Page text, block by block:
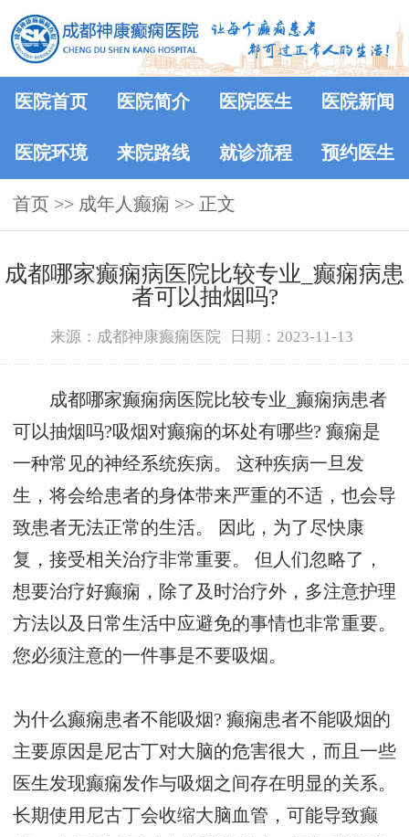
医院首页 医院简介 医院医生 医院新闻
医院环境 来院路线 就诊流程 预约医生
首页 >> 成年人癫痫 >> 正文
成都哪家癫痫病医院比较专业_癫痫病患
者可以抽烟吗?
来源：成都神康癫痫医院 日期：2023-11-13
成都哪家癫痫病医院比较专业_癫痫病患者
可以抽烟吗?吸烟对癫痫的坏处有哪些? 癫痫是
一种常见的神经系统疾病。 这种疾病一旦发
生，将会给患者的身体带来严重的不适，也会导
致患者无法正常的生活。 因此，为了尽快康
复，接受相关治疗非常重要。 但人们忽略了，
想要治疗好癫痫，除了及时治疗外，多注意护理
方法以及日常生活中应避免的事情也非常重要。
您必须注意的一件事是不要吸烟。
为什么癫痫患者不能吸烟? 癫痫患者不能吸烟的
主要原因是尼古丁对大脑的危害很大，而且一些
医生发现癫痫发作与吸烟之间存在明显的关系。
长期使用尼古丁会收缩大脑血管，可能导致癫